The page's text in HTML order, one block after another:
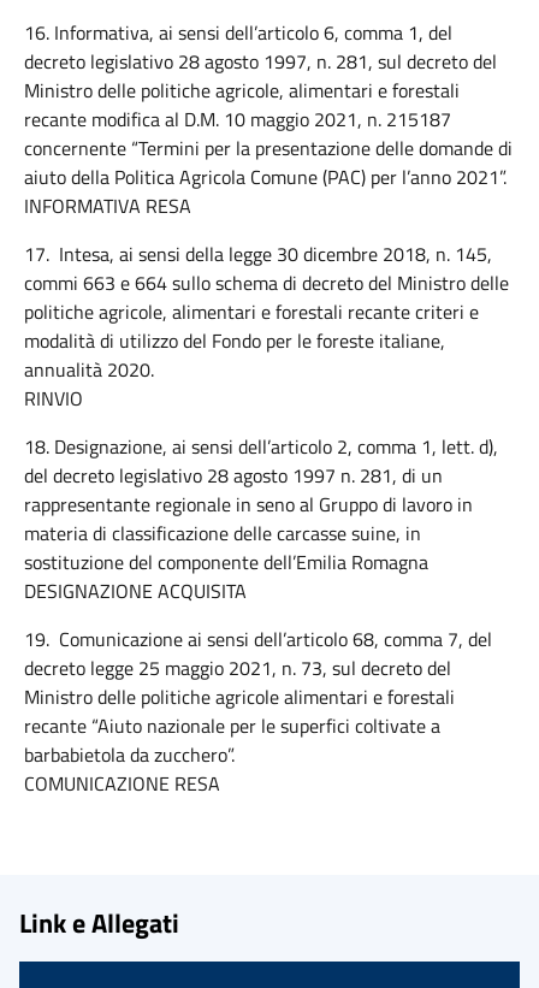
16. Informativa, ai sensi dell’articolo 6, comma 1, del
decreto legislativo 28 agosto 1997, n. 281, sul decreto del
Ministro delle politiche agricole, alimentari e forestali
recante modifica al D.M. 10 maggio 2021, n. 215187
concernente “Termini per la presentazione delle domande di
aiuto della Politica Agricola Comune (PAC) per l’anno 2021”.
INFORMATIVA RESA
17. Intesa, ai sensi della legge 30 dicembre 2018, n. 145,
commi 663 e 664 sullo schema di decreto del Ministro delle
politiche agricole, alimentari e forestali recante criteri e
modalità di utilizzo del Fondo per le foreste italiane,
annualità 2020.
RINVIO
18. Designazione, ai sensi dell’articolo 2, comma 1, lett. d),
del decreto legislativo 28 agosto 1997 n. 281, di un
rappresentante regionale in seno al Gruppo di lavoro in
materia di classificazione delle carcasse suine, in
sostituzione del componente dell’Emilia Romagna
DESIGNAZIONE ACQUISITA
19. Comunicazione ai sensi dell’articolo 68, comma 7, del
decreto legge 25 maggio 2021, n. 73, sul decreto del
Ministro delle politiche agricole alimentari e forestali
recante “Aiuto nazionale per le superfici coltivate a
barbabietola da zucchero”.
COMUNICAZIONE RESA
Link e Allegati